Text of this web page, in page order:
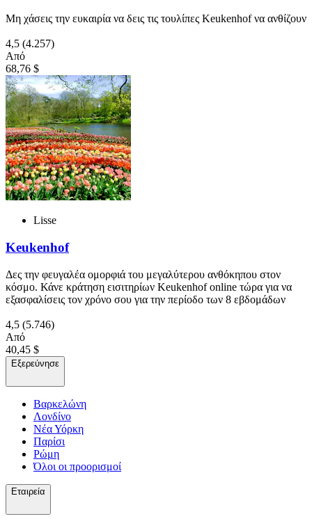
Μη χάσεις την ευκαιρία να δεις τις τουλίπες Keukenhof να ανθίζουν
4,5 (4.257)
Από
68,76 $
Lisse
Keukenhof
Δες την φευγαλέα ομορφιά του μεγαλύτερου ανθόκηπου στον
κόσμο. Κάνε κράτηση εισιτηρίων Keukenhof online τώρα για να
εξασφαλίσεις τον χρόνο σου για την περίοδο των 8 εβδομάδων
4,5 (5.746)
Από
40,45 $
Εξερεύνησε
Βαρκελώνη
Λονδίνο
Νέα Υόρκη
Παρίσι
Ρώμη
Όλοι οι προορισμοί
Εταιρεία